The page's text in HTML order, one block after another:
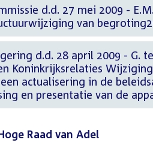
d.d. 27 mei 2009 -
van
d.d. 28 april 2009 - G.
Koninkrijksrelaties
actualisering in de
en presentatie van de
Raad van Adel